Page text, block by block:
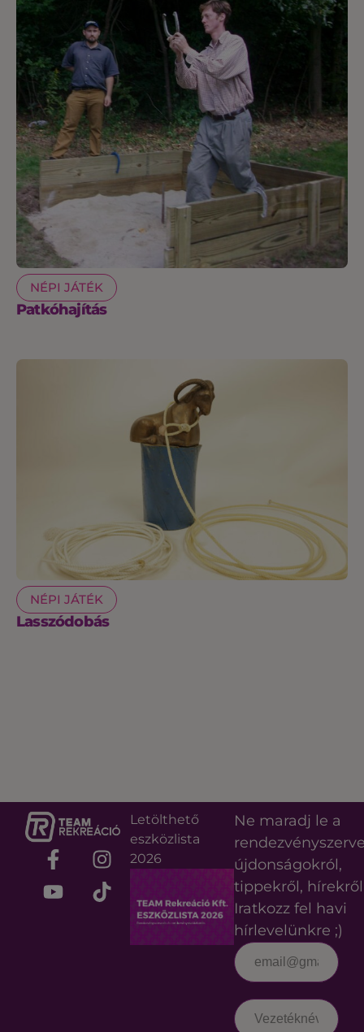
NÉPI JÁTÉK
Patkóhajítás
NÉPI JÁTÉK
Lasszódobás
Letölthető
eszközlista
2026
Ne maradj le a
újdonságokról,
tippekről,
Iratkozz fel havi
hírlevelünkre ;)